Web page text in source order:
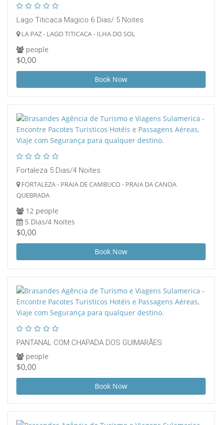
Lago Titicaca Magico 6 Dias/ 5 Noites
LA PAZ - LAGO TITICACA - ILHA DO SOL
people
$0,00
Book Now
Fortaleza 5 Dias/4 Noites
FORTALEZA - PRAIA DE CAMBUCO - PRAIA DA CANOA
QUEBRADA
12 people
5 Dias/4 Noites
$0,00
Book Now
PANTANAL COM CHAPADA DOS GUIMARÃES
people
$0,00
Book Now